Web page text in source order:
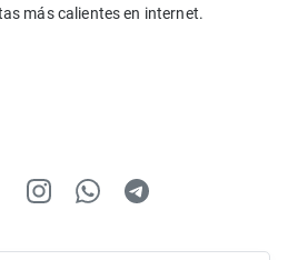
más calientes en internet.